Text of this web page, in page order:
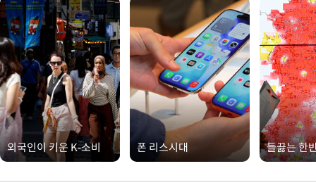
외국인이 키운 K-소비 폰 리스시대 들끓는 한